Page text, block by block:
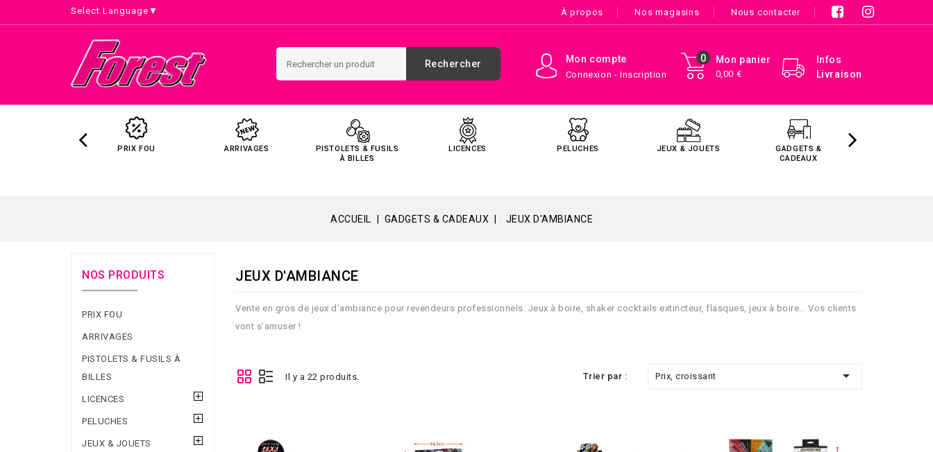
Select Language ▼ À propos Nos magasins Nous contacter
Infos
Livraison
Mon panier
0,00 €
0
Mon compte
Connexion - Inscription
Rechercher
PRIX FOU ARRIVAGES
PISTOLETS & FUSILS
À BILLES
LICENCES PELUCHES JEUX & JOUETS
GADGETS &
CADEAUX
ACCUEIL GADGETS & CADEAUX JEUX D'AMBIANCE
NOS PRODUITS
PRIX FOU
ARRIVAGES
PISTOLETS & FUSILS À
BILLES
LICENCES
PELUCHES
JEUX & JOUETS
JEUX D'AMBIANCE
Vente en gros de jeux d'ambiance pour revendeurs professionnels. Jeux à boire, shaker cocktails extincteur, flasques, jeux à boire… Vos clients
vont s’amuser !
Il y a 22 produits. Trier par : Prix, croissant 